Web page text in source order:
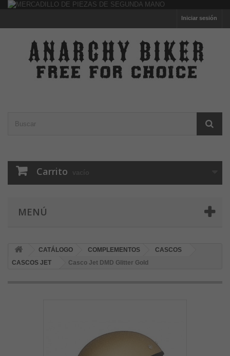
Iniciar sesión
Carrito vacío
MENÚ
CATÁLOGO COMPLEMENTOS
CASCOS
CASCOS JET
Casco Jet DMD Glitter Gold